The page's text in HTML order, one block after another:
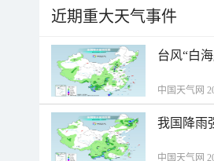
近期重大天气事件
台风“白
中国天气网
我国降雨
中国天气网